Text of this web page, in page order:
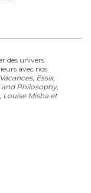
des univers
avec nos
Essix,
Philosophy,
Louise Misha et